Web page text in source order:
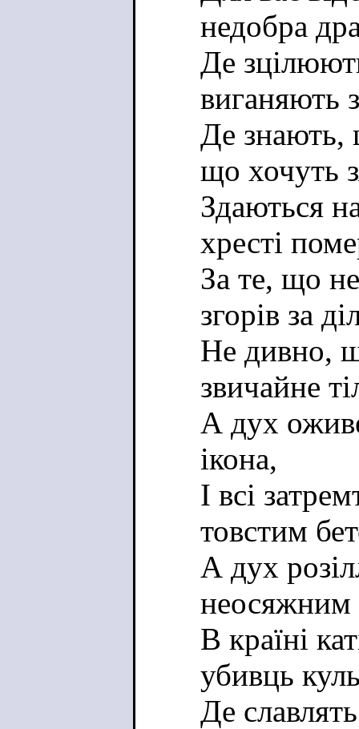
недобра
Де
виганяють
Де знають,
що хочуть
Здаються
хресті
За те, що
згорів за
Не дивно,
звичайне
А дух
ікона,
І всі
товстим
А дух
неосяжним
В країні
убивць
Де